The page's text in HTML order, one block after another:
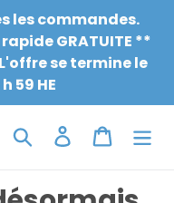
les commandes.
GRATUITE **
L'offre se termine le
59 HE
ChercherConnexion
Chariot